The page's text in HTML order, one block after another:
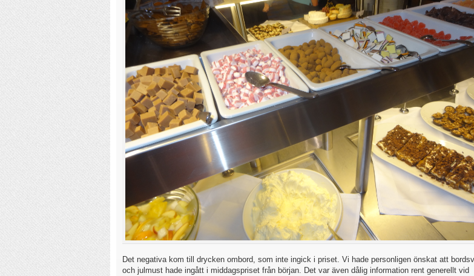
Det negativa kom till drycken ombord, som inte ingick i priset. Vi hade personligen önskat att
och julmust hade ingått i middagspriset från början. Det var även dålig information rent generellt vid